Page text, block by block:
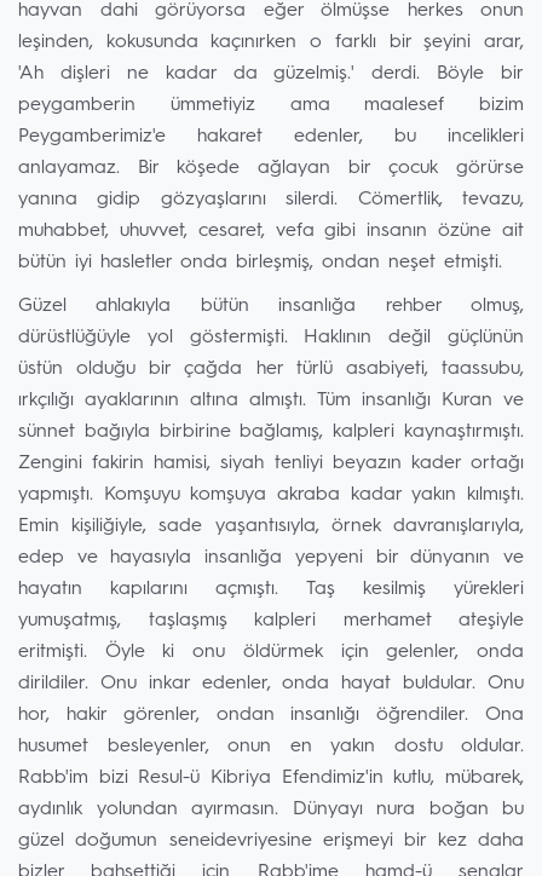
hayvan dahi görüyorsa eğer ölmüşse herkes onun
leşinden, kokusunda kaçınırken o farklı bir şeyini arar,
'Ah dişleri ne kadar da güzelmiş.' derdi. Böyle bir
peygamberin ümmetiyiz ama maalesef bizim
Peygamberimiz'e hakaret edenler, bu incelikleri
anlayamaz. Bir köşede ağlayan bir çocuk görürse
yanına gidip gözyaşlarını silerdi. Cömertlik, tevazu,
muhabbet, uhuvvet, cesaret, vefa gibi insanın özüne ait
bütün iyi hasletler onda birleşmiş, ondan neşet etmişti.
Güzel ahlakıyla bütün insanlığa rehber olmuş,
dürüstlüğüyle yol göstermişti. Haklının değil güçlünün
üstün olduğu bir çağda her türlü asabiyeti, taassubu,
ırkçılığı ayaklarının altına almıştı. Tüm insanlığı Kuran ve
sünnet bağıyla birbirine bağlamış, kalpleri kaynaştırmıştı.
Zengini fakirin hamisi, siyah tenliyi beyazın kader ortağı
yapmıştı. Komşuyu komşuya akraba kadar yakın kılmıştı.
Emin kişiliğiyle, sade yaşantısıyla, örnek davranışlarıyla,
edep ve hayasıyla insanlığa yepyeni bir dünyanın ve
hayatın kapılarını açmıştı. Taş kesilmiş yürekleri
yumuşatmış, taşlaşmış kalpleri merhamet ateşiyle
eritmişti. Öyle ki onu öldürmek için gelenler, onda
dirildiler. Onu inkar edenler, onda hayat buldular. Onu
hor, hakir görenler, ondan insanlığı öğrendiler. Ona
husumet besleyenler, onun en yakın dostu oldular.
Rabb'im bizi Resul-ü Kibriya Efendimiz'in kutlu, mübarek,
aydınlık yolundan ayırmasın. Dünyayı nura boğan bu
güzel doğumun seneidevriyesine erişmeyi bir kez daha